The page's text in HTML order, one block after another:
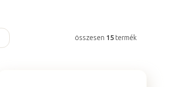
összesen 15termék